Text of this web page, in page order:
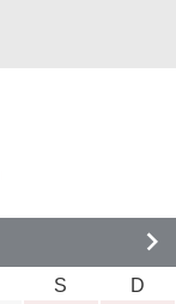
S D